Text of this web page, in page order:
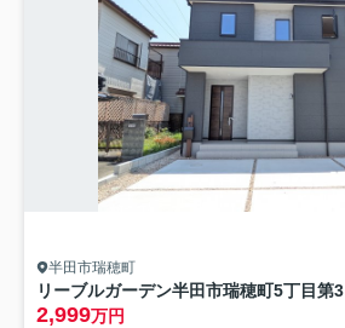
半田市瑞穂町
リーブルガーデン半田市瑞穂町5丁目第3
2,999万円